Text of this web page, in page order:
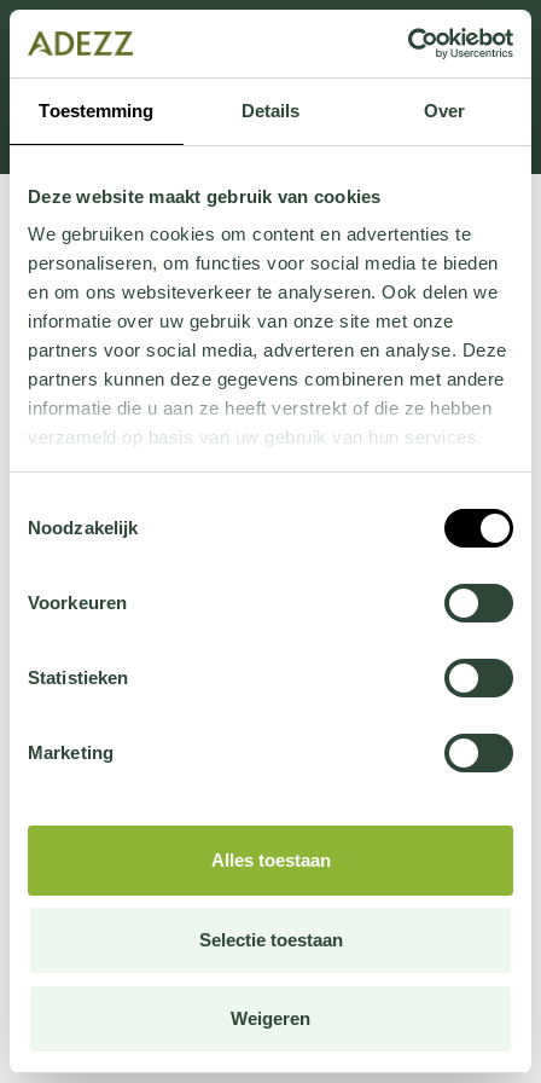
Toestemming Details Over
Deze website maakt gebruik van cookies
We gebruiken cookies om content en advertenties te
personaliseren, om functies voor social media te bieden
en om ons websiteverkeer te analyseren. Ook delen we
informatie over uw gebruik van onze site met onze
partners voor social media, adverteren en analyse. Deze
partners kunnen deze gegevens combineren met andere
informatie die u aan ze heeft verstrekt of die ze hebben
verzameld op basis van uw gebruik van hun services.
jehier.
Noodzakelijk
Voorkeuren
Statistieken
Marketing
Alles toestaan
Selectie toestaan
Weigeren
This section is currently under maintenance.
If you are missing information, you can call us at +31
413 745 423 or email us at